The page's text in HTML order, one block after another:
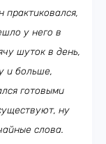
практиковался,
у него в
шуток в день,
и больше,
готовыми
ну
слова.